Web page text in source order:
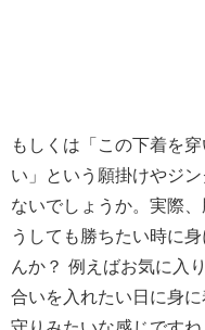
もしくは「この下着を
い」という願掛けやジ
ないでしょうか。実際
うしても勝ちたい時に
んか？ 例えばお気に入
合いを入れたい日に身